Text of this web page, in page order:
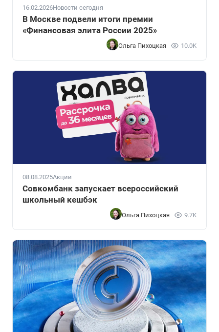
16.02.2026Новости сегодня
В Москве подвели итоги премии
«Финансовая элита России 2025»
Ольга Пихоцкая 10.0K
08.08.2025Акции
Совкомбанк запускает всероссийский
школьный кешбэк
Ольга Пихоцкая 9.7K